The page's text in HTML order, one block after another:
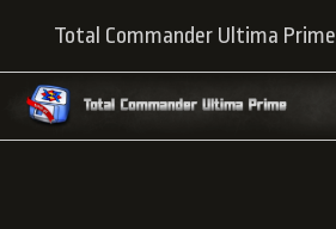
Total Commander Ultima Prime